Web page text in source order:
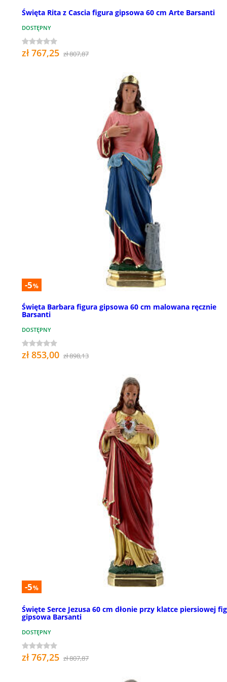
Święta Rita z Cascia figura gipsowa 60 cm Arte Barsanti
DOSTĘPNY
zł 767,25 zł 807,87
-5%
Święta Barbara figura gipsowa 60 cm malowana ręcznie
Barsanti
DOSTĘPNY
zł 853,00 zł 898,13
-5%
Święte Serce Jezusa 60 cm dłonie przy klatce piersiowej
gipsowa Barsanti
DOSTĘPNY
zł 767,25 zł 807,87